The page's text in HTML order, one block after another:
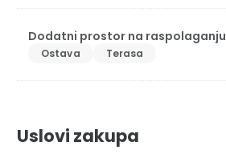
Dodatni prostor na raspolaganju
Ostava Terasa
Uslovi zakupa